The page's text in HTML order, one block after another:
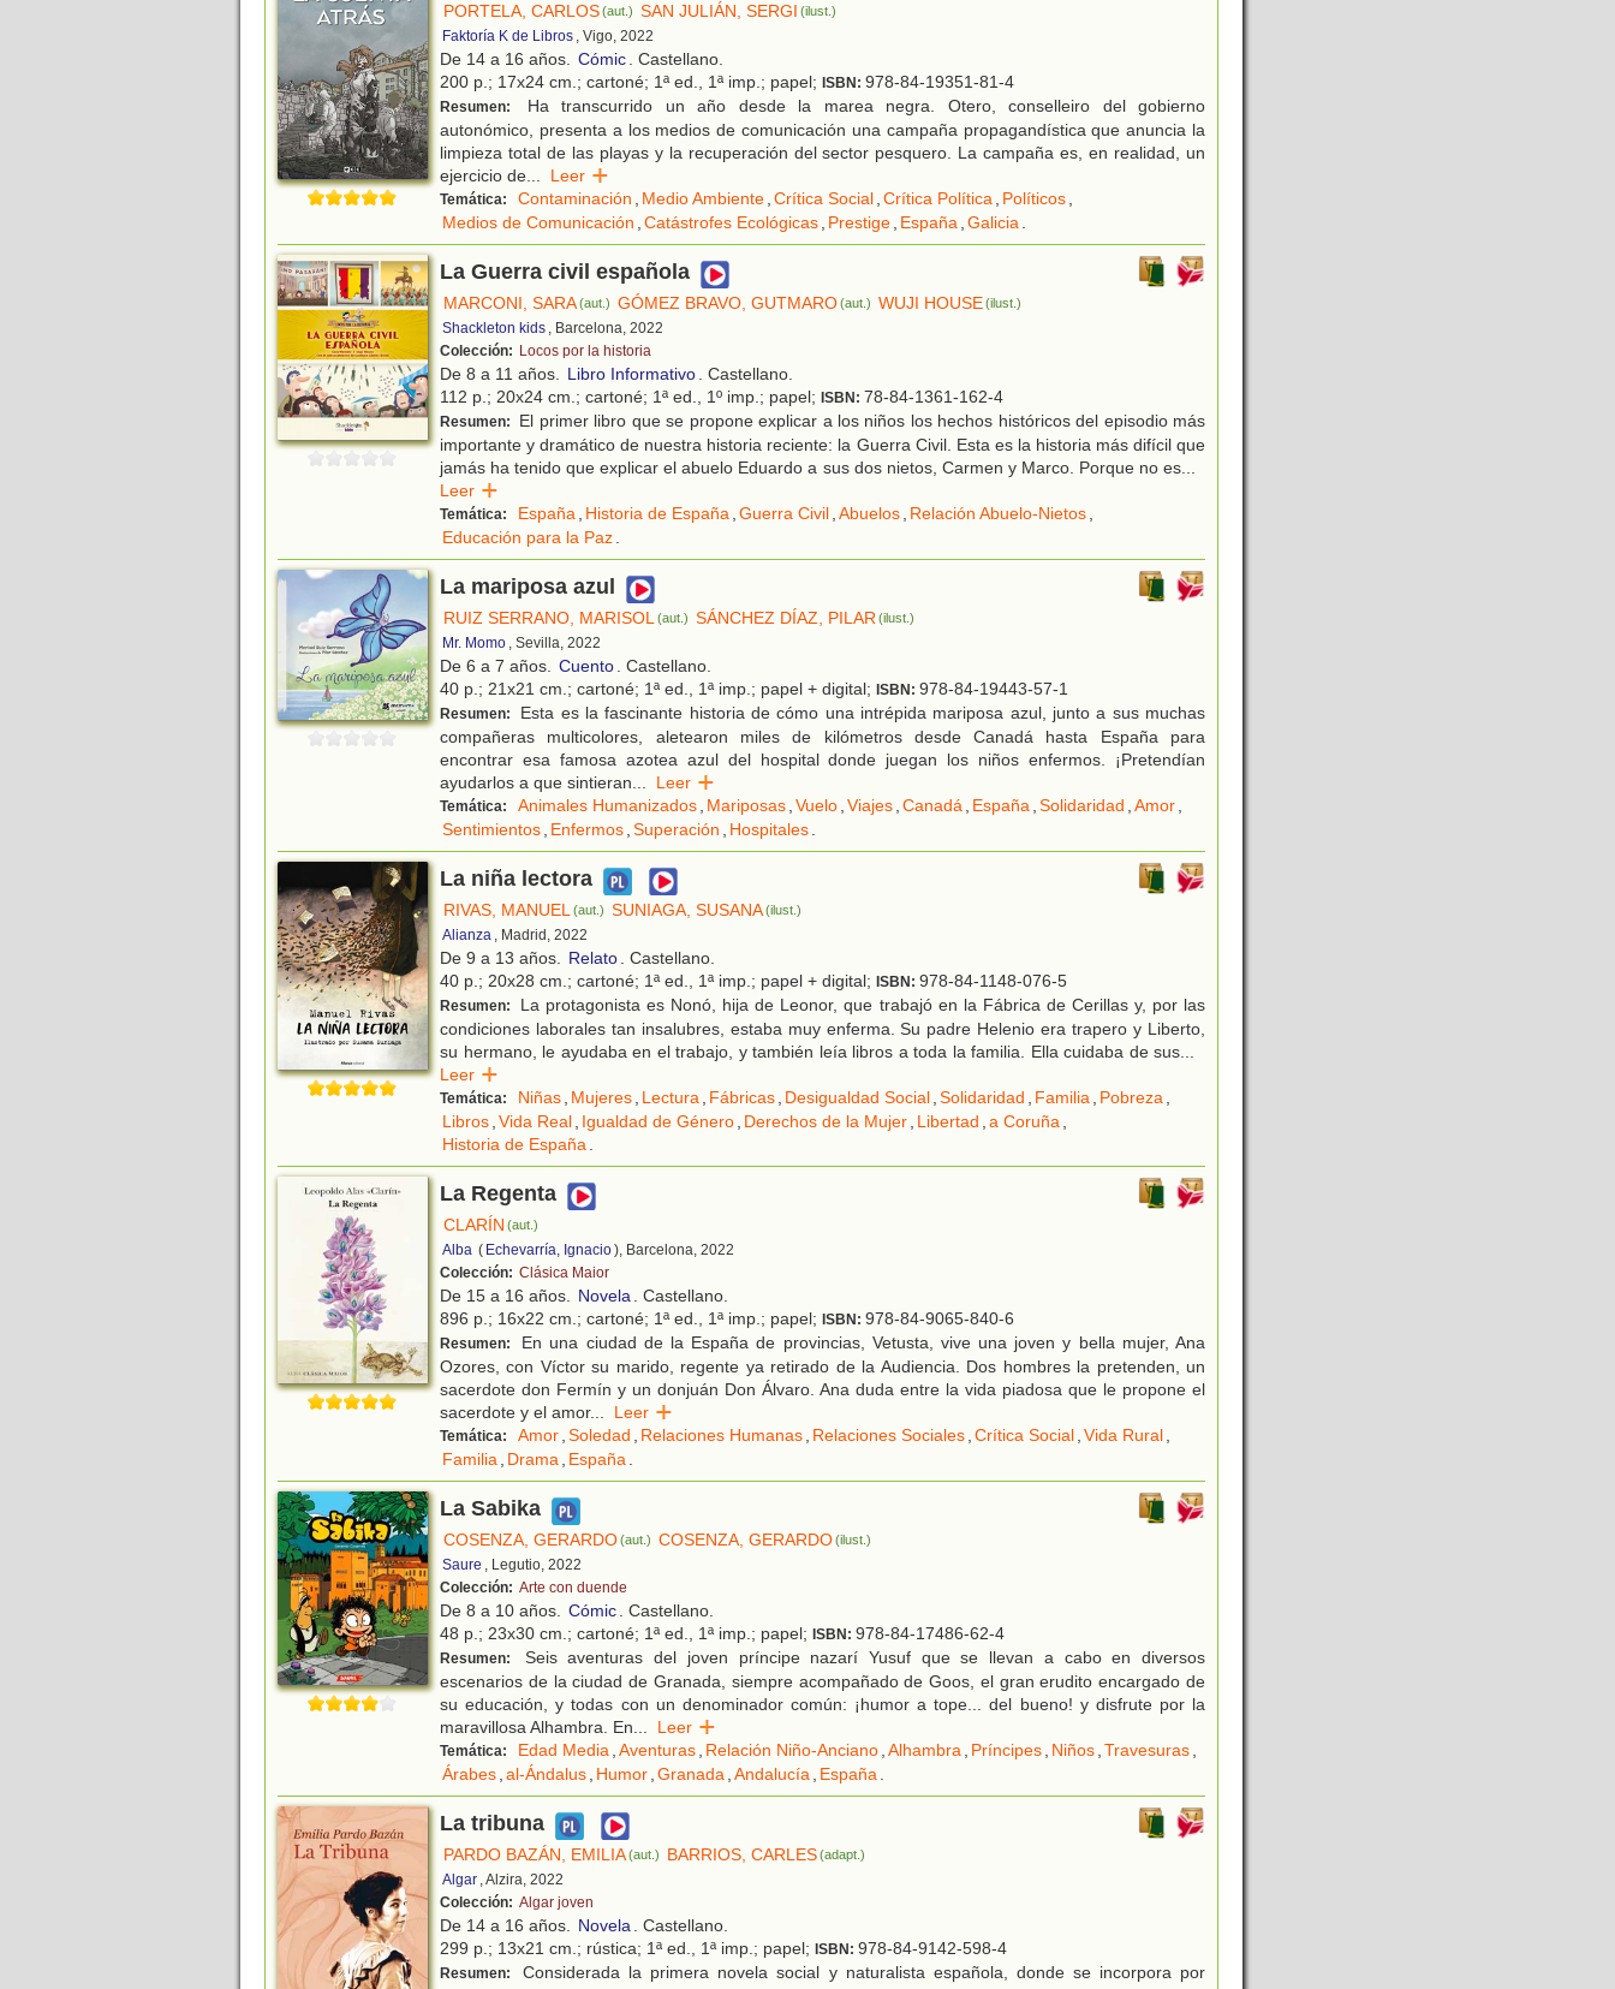
PORTELA, CARLOS(aut.) SAN JULIÁN, SERGI (ilust.)
Faktoría K de Libros , Vigo, 2022
De 14 a 16 años. Cómic. Castellano.
200 p.; 17x24 cm.; cartoné; 1ª ed., 1ª imp.; papel; ISBN: 978-84-19351-81-4
Resumen:
Ha transcurrido un año desde la marea negra. Otero, conselleiro del gobierno
autonómico, presenta a los medios de comunicación una campaña propagandística que anuncia la
limpieza total de las playas y la recuperación del sector pesquero. La campaña es, en realidad, un
ejercicio de... Leer
Temática: Contaminación , Medio Ambiente,Crítica Social,Crítica Política, Políticos,
Medios de Comunicación ,Catástrofes Ecológicas, Prestige, España,Galicia.
La Guerra civil española
MARCONI, SARA(aut.) GÓMEZ BRAVO, GUTMARO(aut.) WUJI HOUSE (ilust.)
Shackleton kids , Barcelona, 2022
Colección: Locos por la historia
De 8 a 11 años. Libro Informativo. Castellano.
112 p.; 20x24 cm.; cartoné; 1ª ed., 1º imp.; papel; ISBN: 78-84-1361-162-4
Resumen:
El primer libro que se propone explicar a los niños los hechos históricos del episodio más
importante y dramático de nuestra historia reciente: la Guerra Civil. Esta es la historia más difícil que
jamás ha tenido que explicar el abuelo Eduardo a sus dos nietos, Carmen y Marco. Porque no es...
Leer
Temática: España, Historia de España,Guerra Civil,Abuelos, Relación Abuelo-Nietos,
Educación para la Paz.
La mariposa azul
RUIZ SERRANO, MARISOL(aut.) SÁNCHEZ DÍAZ, PILAR(ilust.)
Mr. Momo , Sevilla, 2022
De 6 a 7 años. Cuento. Castellano.
40 p.; 21x21 cm.; cartoné; 1ª ed., 1ª imp.; papel + digital; ISBN: 978-84-19443-57-1
Resumen:
Esta es la fascinante historia de cómo una intrépida mariposa azul, junto a sus muchas
compañeras multicolores, aletearon miles de kilómetros desde Canadá hasta España para
encontrar esa famosa azotea azul del hospital donde juegan los niños enfermos. ¡Pretendían
ayudarlos a que sintieran... Leer
Temática: Animales Humanizados, Mariposas,Vuelo,Viajes,Canadá, España,Solidaridad ,Amor,
Sentimientos, Enfermos,Superación , Hospitales.
La niña lectora
RIVAS, MANUEL(aut.) SUNIAGA, SUSANA(ilust.)
Alianza , Madrid, 2022
De 9 a 13 años. Relato. Castellano.
40 p.; 20x28 cm.; cartoné; 1ª ed., 1ª imp.; papel + digital; ISBN: 978-84-1148-076-5
Resumen:
La protagonista es Nonó, hija de Leonor, que trabajó en la Fábrica de Cerillas y, por las
condiciones laborales tan insalubres, estaba muy enferma. Su padre Helenio era trapero y Liberto,
su hermano, le ayudaba en el trabajo, y también leía libros a toda la familia. Ella cuidaba de sus...
Leer
Temática: Niñas, Mujeres, Lectura, Fábricas, Desigualdad Social,Solidaridad , Familia, Pobreza,
Libros,Vida Real, Igualdad de Género, Derechos de la Mujer, Libertad ,a Coruña,
Historia de España.
La Regenta
CLARÍN (aut.)
Alba ( Echevarría, Ignacio), Barcelona, 2022
Colección: Clásica Maior
De 15 a 16 años. Novela. Castellano.
896 p.; 16x22 cm.; cartoné; 1ª ed., 1ª imp.; papel; ISBN: 978-84-9065-840-6
Resumen:
En una ciudad de la España de provincias, Vetusta, vive una joven y bella mujer, Ana
Ozores, con Víctor su marido, regente ya retirado de la Audiencia. Dos hombres la pretenden, un
sacerdote don Fermín y un donjuán Don Álvaro. Ana duda entre la vida piadosa que le propone el
sacerdote y el amor... Leer
Temática: Amor,Soledad , Relaciones Humanas, Relaciones Sociales,Crítica Social,Vida Rural,
Familia, Drama, España.
La Sabika
COSENZA, GERARDO(aut.) COSENZA, GERARDO(ilust.)
Saure , Legutio, 2022
Colección: Arte con duende
De 8 a 10 años. Cómic. Castellano.
48 p.; 23x30 cm.; cartoné; 1ª ed., 1ª imp.; papel; ISBN: 978-84-17486-62-4
Resumen:
Seis aventuras del joven príncipe nazarí Yusuf que se llevan a cabo en diversos
escenarios de la ciudad de Granada, siempre acompañado de Goos, el gran erudito encargado de
su educación, y todas con un denominador común: ¡humor a tope... del bueno! y disfrute por la
maravillosa Alhambra. En... Leer
Temática: Edad Media,Aventuras, Relación Niño-Anciano,Alhambra, Príncipes, Niños,Travesuras,
Árabes,al-Ándalus, Humor,Granada,Andalucía, España.
La tribuna
PARDO BAZÁN, EMILIA(aut.) BARRIOS, CARLES(adapt.)
Algar , Alzira, 2022
Colección: Algar joven
De 14 a 16 años. Novela. Castellano.
299 p.; 13x21 cm.; rústica; 1ª ed., 1ª imp.; papel; ISBN: 978-84-9142-598-4
Resumen:
Considerada la primera novela social y naturalista española, donde se incorpora por